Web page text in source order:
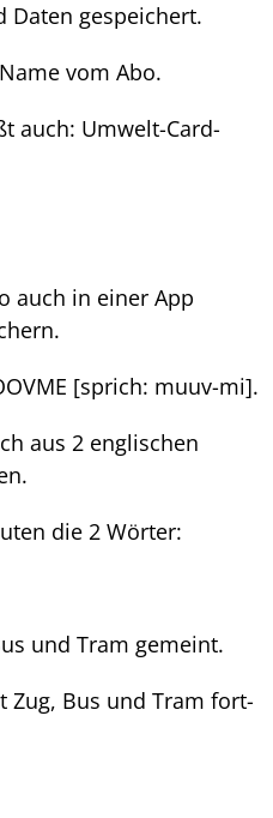
Daten gespeichert.
vom Abo.
auch: Umwelt-Card-
auch in einer App
[sprich: muuv-mi].
aus 2 englischen
die 2 Wörter:
und Tram gemeint.
Zug, Bus und Tram fort-